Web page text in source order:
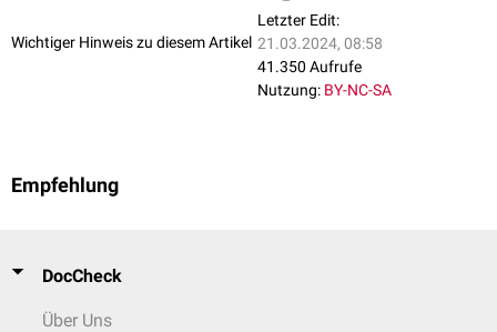
Wichtiger Hinweis zu diesem Artikel
Letzter Edit:
21.03.2024, 08:58
41.350 Aufrufe
Nutzung: BY-NC-SA
Empfehlung
DocCheck
Über Uns